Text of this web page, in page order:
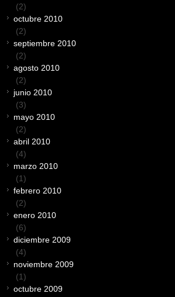
(2)
octubre 2010
(2)
septiembre 2010
(2)
agosto 2010
(2)
junio 2010
(3)
mayo 2010
(2)
abril 2010
(4)
marzo 2010
(1)
febrero 2010
(2)
enero 2010
(6)
diciembre 2009
(4)
noviembre 2009
(1)
octubre 2009